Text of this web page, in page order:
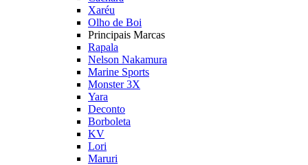
Xaréu
Olho de Boi
Principais Marcas
Rapala
Nelson Nakamura
Marine Sports
Monster 3X
Yara
Deconto
Borboleta
KV
Lori
Maruri